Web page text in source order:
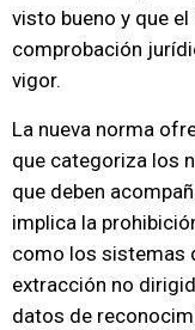
visto bueno y que
comprobación
vigor.
La nueva norma
que categoriza los
que deben
implica la
como los sistemas
extracción no
datos de